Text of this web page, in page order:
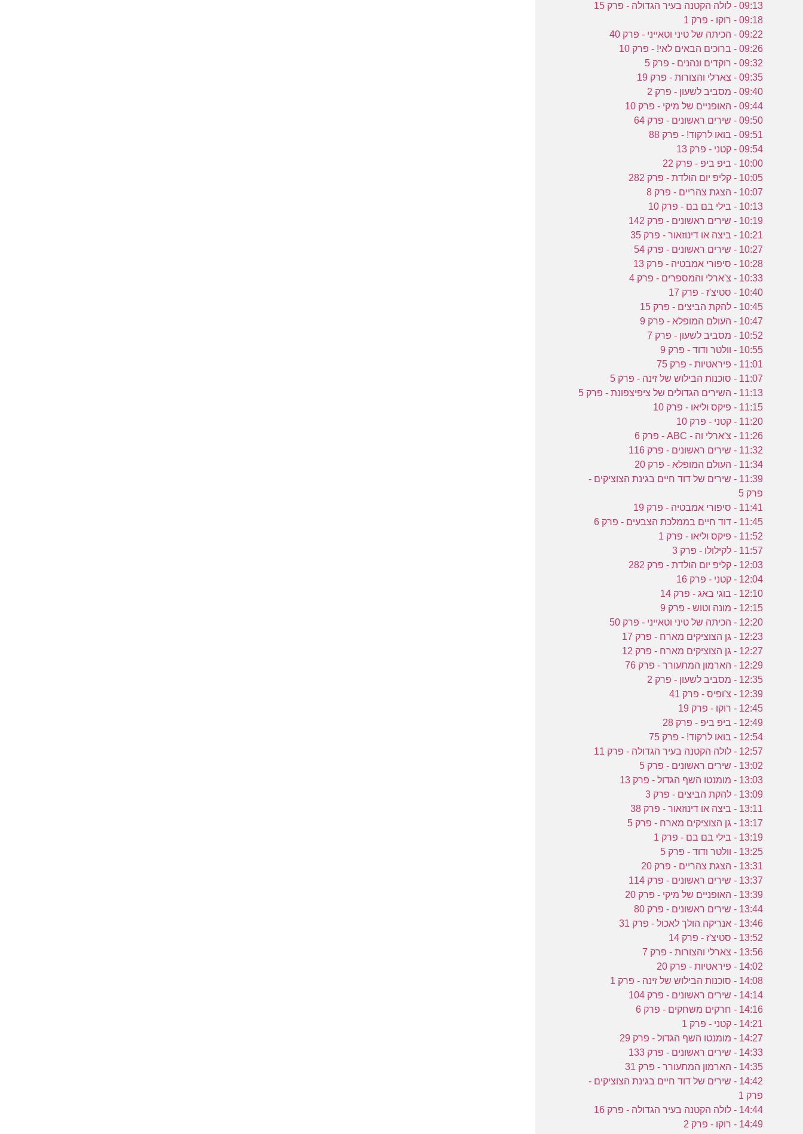
09:13 - לולה הקטנה בעיר הגדולה - פרק 15
09:18 - רוקו - פרק 1
09:22 - הכיתה של טיני וטאייני - פרק 40
09:26 - ברוכים הבאים לאי! - פרק 10
09:32 - רוקדים ונהנים - פרק 5
09:35 - צארלי והצורות - פרק 19
09:40 - מסביב לשעון - פרק 2
09:44 - האופניים של מיקי - פרק 10
09:50 - שירים ראשונים - פרק 64
09:51 - בואו לרקוד! - פרק 88
09:54 - קטני - פרק 13
10:00 - ביפ ביפ - פרק 22
10:05 - קליפ יום הולדת - פרק 282
10:07 - הצגת צהריים - פרק 8
10:13 - בילי בם בם - פרק 10
10:19 - שירים ראשונים - פרק 142
10:21 - ביצה או דינוזאור - פרק 35
10:27 - שירים ראשונים - פרק 54
10:28 - סיפורי אמבטיה - פרק 13
10:33 - צ'ארלי והמספרים - פרק 4
10:40 - סטיצ'ז - פרק 17
10:45 - להקת הביצים - פרק 15
10:47 - העולם המופלא - פרק 9
10:52 - מסביב לשעון - פרק 7
10:55 - וולטר ודוד - פרק 9
11:01 - פיראטיות - פרק 75
11:07 - סוכנות הבילוש של זינה - פרק 5
11:13 - השירים הגדולים של ציפיצפונת - פרק 5
11:15 - פיקס וליאו - פרק 10
11:20 - קטני - פרק 10
11:26 - צ'ארלי וה - ABC - פרק 6
11:32 - שירים ראשונים - פרק 116
11:34 - העולם המופלא - פרק 20
11:39 - שירים של דוד חיים בגינת הצוציקים -
פרק 5
11:41 - סיפורי אמבטיה - פרק 19
11:45 - דוד חיים בממלכת הצבעים - פרק 6
11:52 - פיקס וליאו - פרק 1
11:57 - לקילולו - פרק 3
12:03 - קליפ יום הולדת - פרק 282
12:04 - קטני - פרק 16
12:10 - בוגי באג - פרק 14
12:15 - מונה וטוש - פרק 9
12:20 - הכיתה של טיני וטאייני - פרק 50
12:23 - גן הצוציקים מארח - פרק 17
12:27 - גן הצוציקים מארח - פרק 12
12:29 - הארמון המתעורר - פרק 76
12:35 - מסביב לשעון - פרק 2
12:39 - צ'ופיס - פרק 41
12:45 - רוקו - פרק 19
12:49 - ביפ ביפ - פרק 28
12:54 - בואו לרקוד! - פרק 75
12:57 - לולה הקטנה בעיר הגדולה - פרק 11
13:02 - שירים ראשונים - פרק 5
13:03 - מומנטו השף הגדול - פרק 13
13:09 - להקת הביצים - פרק 3
13:11 - ביצה או דינוזאור - פרק 38
13:17 - גן הצוציקים מארח - פרק 5
13:19 - בילי בם בם - פרק 1
13:25 - וולטר ודוד - פרק 5
13:31 - הצגת צהריים - פרק 20
13:37 - שירים ראשונים - פרק 114
13:39 - האופניים של מיקי - פרק 20
13:44 - שירים ראשונים - פרק 80
13:46 - אנריקה הולך לאכול - פרק 31
13:52 - סטיצ'ז - פרק 14
13:56 - צארלי והצורות - פרק 7
14:02 - פיראטיות - פרק 20
14:08 - סוכנות הבילוש של זינה - פרק 1
14:14 - שירים ראשונים - פרק 104
14:16 - חרקים משחקים - פרק 6
14:21 - קטני - פרק 1
14:27 - מומנטו השף הגדול - פרק 29
14:33 - שירים ראשונים - פרק 133
14:35 - הארמון המתעורר - פרק 31
14:42 - שירים של דוד חיים בגינת הצוציקים -
פרק 1
14:44 - לולה הקטנה בעיר הגדולה - פרק 16
14:49 - רוקו - פרק 2